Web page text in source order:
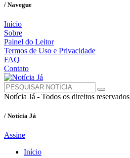
/ Navegue
Início
Sobre
Painel do Leitor
Termos de Uso e Privacidade
FAQ
Contato
Notícia Já - Todos os direitos reservados
/ Notícia Já
Assine
Início